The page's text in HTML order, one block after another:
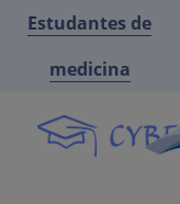
Estudantes de
medicina